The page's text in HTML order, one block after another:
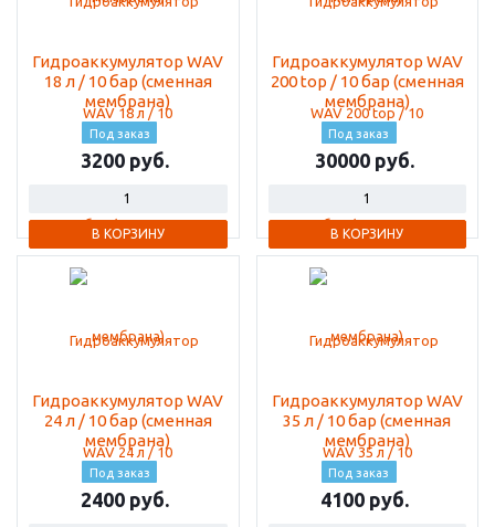
Гидроаккумулятор WAV
18 л / 10 бар (сменная
мембрана)
Под заказ
3200
В КОРЗИНУ
Гидроаккумулятор WAV
200 top / 10 бар (сменная
мембрана)
Под заказ
30000
В КОРЗИНУ
Гидроаккумулятор WAV
24 л / 10 бар (сменная
мембрана)
Под заказ
2400
Гидроаккумулятор WAV
35 л / 10 бар (сменная
мембрана)
Под заказ
4100